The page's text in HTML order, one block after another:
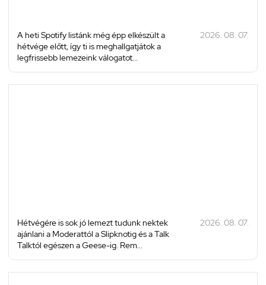
A heti Spotify listánk még épp elkészült a
hétvége előtt, így ti is meghallgatjátok a
legfrissebb lemezeink válogatot...
2026. 08. 07.
Hétvégére is sok jó lemezt tudunk nektek
ajánlani a Moderattól a Slipknotig és a Talk
Talktól egészen a Geese-ig. Rem...
2026. 08. 07.